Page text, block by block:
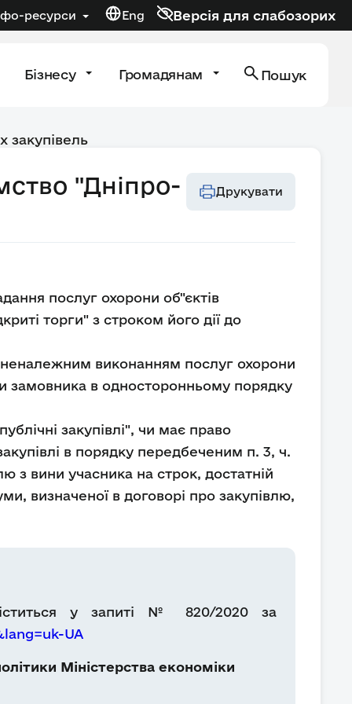
ресурси Eng Версія для слабозорих
Бізнесу Громадянам Пошук
закупівель
"Дніпро- Друкувати
послуг охорони об"єктів
торги" з строком його дії до
неналежним виконанням послуг охорони
замовника в односторонньому порядку
закупівлі", чи має право
в порядку передбеченим п. 3, ч.
з вини учасника на строк, достатній
визначеної в договорі про закупівлю,
у запиті № 820/2020 за
UA
Міністерства економіки